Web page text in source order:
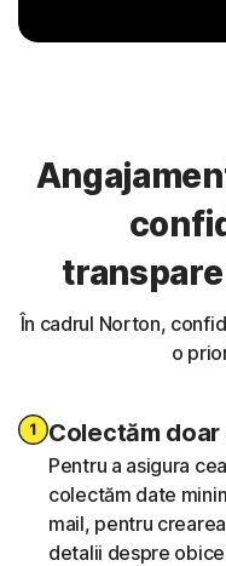
În cadrul Norton,
o
Colectăm
Pentru a asigura
colectăm date
mail, pentru
detalii despre